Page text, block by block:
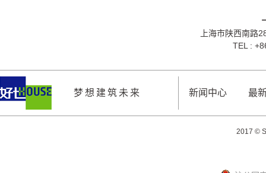
上海市陕西南路
TEL :
梦想建筑未来 新闻中心 最
2017 ©